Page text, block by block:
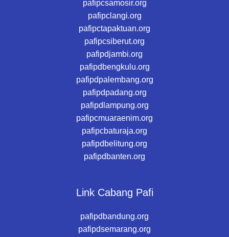
pafipcsamosir.org
pafipclangi.org
pafipctapaktuan.org
pafipcsiberut.org
pafipdjambi.org
pafipdbengkulu.org
pafipdpalembang.org
pafipdpadang.org
pafipdlampung.org
pafipcmuaraenim.org
pafipcbaturaja.org
pafipdbelitung.org
pafipdbanten.org
Link Cabang Pafi
pafipdbandung.org
pafipdsemarang.org